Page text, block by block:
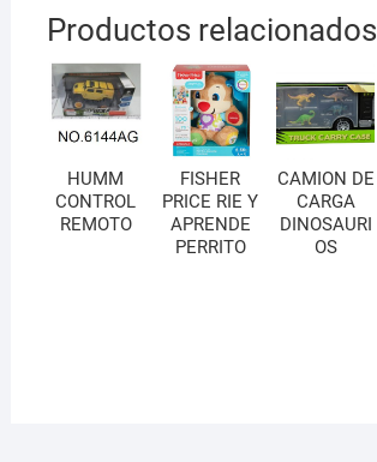
Productos relacionados
HUMM
CONTROL
REMOTO
FISHER
PRICE RIE Y
APRENDE
PERRITO
CAMION DE
CARGA
DINOSAURI
OS